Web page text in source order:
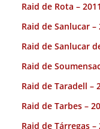
Raid de Rota – 2011
Raid de Sanlucar –
Raid de Sanlucar
Raid de
Raid de Taradell –
Raid de Tarbes –
Raid de Tárregas –